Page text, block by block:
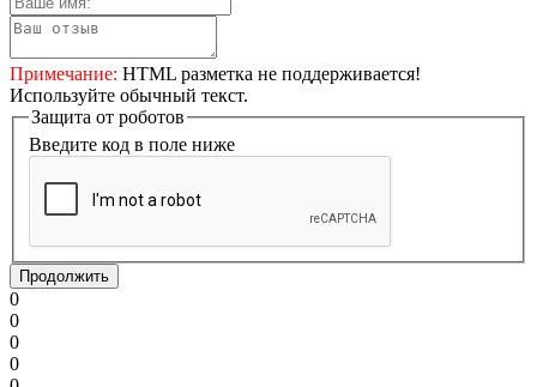
Примечание: HTML разметка не поддерживается!
Используйте обычный текст.
Защита от роботов
Введите код в поле ниже
Продолжить
0
0
0
0